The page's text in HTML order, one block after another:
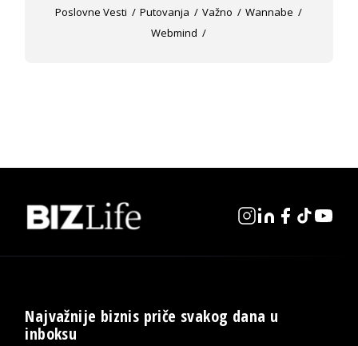
Poslovne Vesti
Putovanja Važno
Wannabe
Webmind
Najvažnije biznis priče svakog dana u
inboksu